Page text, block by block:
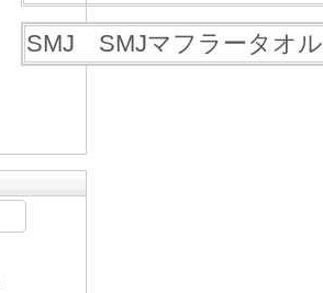
SMJ SMJマフラータオル